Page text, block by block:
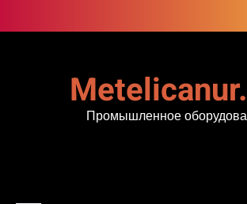
к
Промышленное